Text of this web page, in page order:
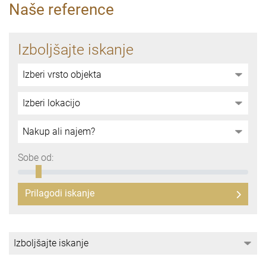
Naše reference
Izboljšajte iskanje
Sobe od:
Prilagodi iskanje